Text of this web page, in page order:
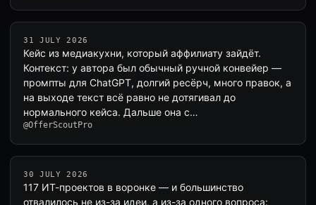
31 JULY 2026
Кейс из медиакухни, который аффилиату зайдёт.
Контекст: у автора был обычный ручной конвейер —
промпты для ChatGPT, долгий ресёрч, много правок, а
на выходе текст всё равно не дотягивал до
нормального кейса. Дальше она с…
@OfferScoutPro
30 JULY 2026
117 ИТ-проектов в воронке — и большинство
отвалилось не из-за идеи, а из-за одного вопроса: